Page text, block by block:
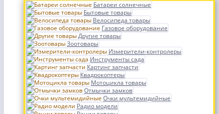
Батареи солнечные
Бытовые товары
Велосипеда товары
Газовое оборудование
Другие товары
Зоотовары
Измерители-контролеры
Инструменты сада
Картинг запчасти
Квадрокоптеры
Мотоцикла товары
Отмычки замков
Очки мультемидийные
Радио модели